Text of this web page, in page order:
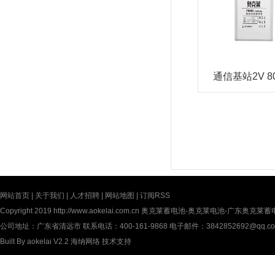
通信基站2V
网站首页 关于我们 人才招聘 网站地图
订阅RSS
Copyright 2019 http://www.aokelai.com.cn 奥克莱蓄电池-奥克莱电池-广东奥克莱
公司地址：广东省清远市 联系电话：400-161-9868 电子邮件：
Built By aokelai V2.2 海纳网络 技术支持